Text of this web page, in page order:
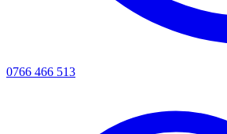
0766 466 513